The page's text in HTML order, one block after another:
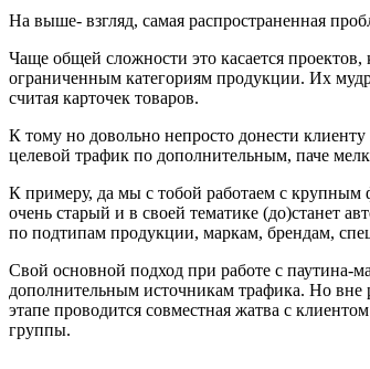
На выше- взгляд, самая распространенная
Чаще общей сложности это касается
ограниченным категориям продукции. Их
считая карточек товаров.
К тому но довольно непросто донести
целевой трафик по дополнительным, паче
К примеру, да мы с тобой работаем с крупным
очень старый и в своей тематике (до)станет
по подтипам продукции, маркам, брендам,
Свой основной подход при работе с паутина-
дополнительным источникам трафика. Но вне
этапе проводится совместная жатва с
группы.